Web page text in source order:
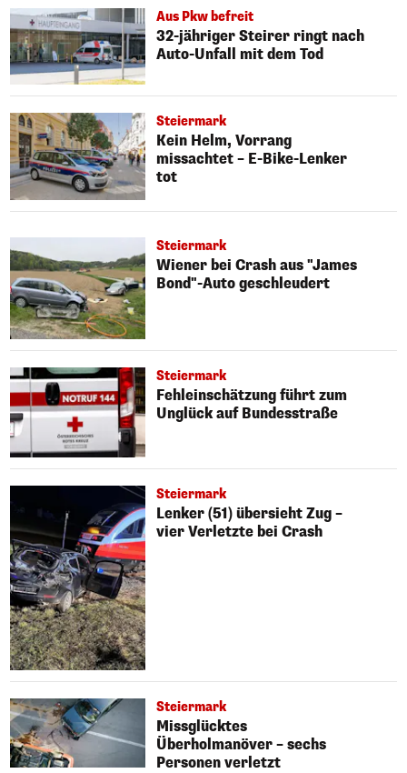
Aus Pkw befreit
32-jähriger Steirer ringt nach
Auto-Unfall mit dem Tod
Steiermark
Kein Helm, Vorrang
missachtet – E-Bike-Lenker
tot
Steiermark
Wiener bei Crash aus "James
Bond"-Auto geschleudert
Steiermark
Fehleinschätzung führt zum
Unglück auf Bundesstraße
Steiermark
Lenker (51) übersieht Zug –
vier Verletzte bei Crash
Steiermark
Missglücktes
Überholmanöver – sechs
Personen verletzt